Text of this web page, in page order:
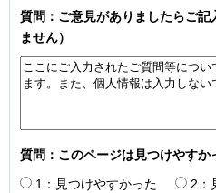
質問：ご意見がありましたらご
ません）
質問：このページは見つけやすか
1：見つけやすかった
2：